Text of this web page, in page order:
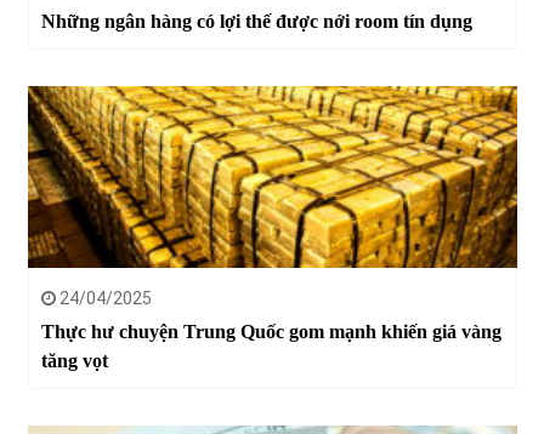
Những ngân hàng có lợi thế được nới room tín dụng
24/04/2025
Thực hư chuyện Trung Quốc gom mạnh khiến giá vàng
tăng vọt